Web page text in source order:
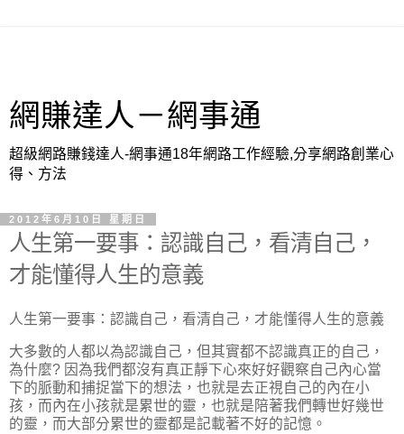
網賺達人－網事通
超級網路賺錢達人-網事通18年網路工作經驗,分享網路創業心
得、方法
2012年6月10日 星期日
人生第一要事：認識自己，看清自己，
才能懂得人生的意義
人生第一要事：認識自己，看清自己，才能懂得人生的意義
大多數的人都以為認識自己，但其實都不認識真正的自己，
為什麼? 因為我們都沒有真正靜下心來好好觀察自己內心當
下的脈動和捕捉當下的想法，也就是去正視自己的內在小
孩，而內在小孩就是累世的靈，也就是陪著我們轉世好幾世
的靈，而大部分累世的靈都是記載著不好的記憶。